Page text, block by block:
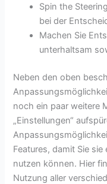
Spin the
bei der
Machen Sie
unterhaltsam
Neben den oben
noch ein paar weitere
„Einstellungen“
Features, damit Sie
nutzen können. Hier
Nutzung aller